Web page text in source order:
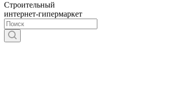
Строительный
интернет-гипермаркет